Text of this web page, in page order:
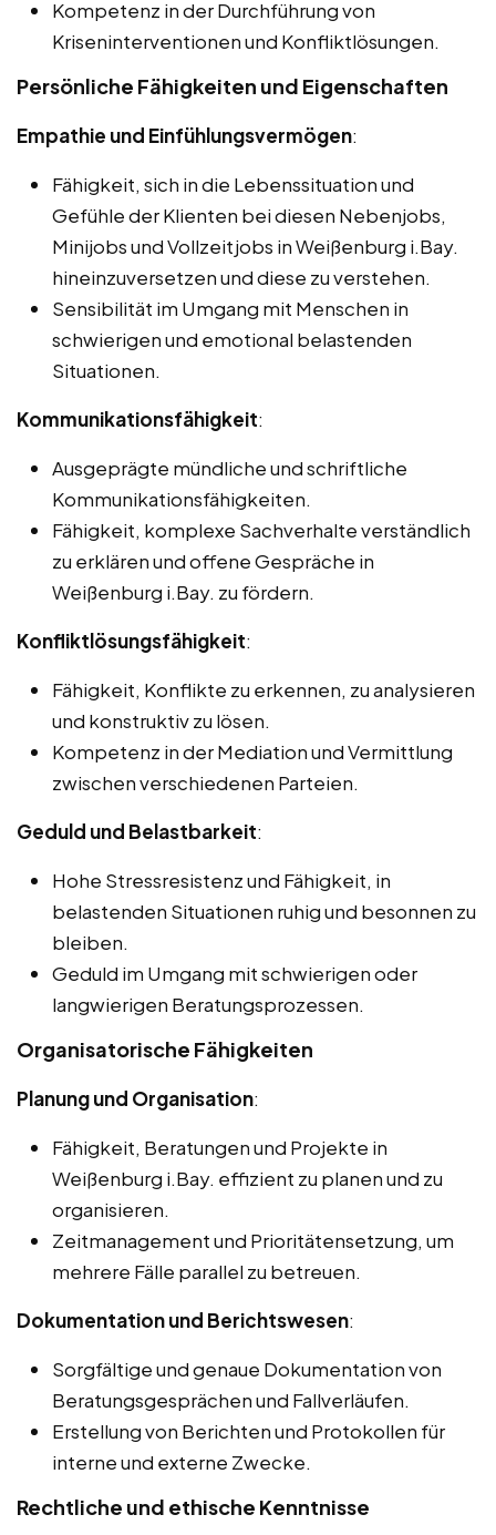
Kompetenz in der Durchführung von
Kriseninterventionen und Konfliktlösungen.
Persönliche Fähigkeiten und Eigenschaften
Empathie und Einfühlungsvermögen:
Fähigkeit, sich in die Lebenssituation und
Gefühle der Klienten bei diesen Nebenjobs,
Minijobs und Vollzeitjobs in Weißenburg i.Bay.
hineinzuversetzen und diese zu verstehen.
Sensibilität im Umgang mit Menschen in
schwierigen und emotional belastenden
Situationen.
Kommunikationsfähigkeit:
Ausgeprägte mündliche und schriftliche
Kommunikationsfähigkeiten.
Fähigkeit, komplexe Sachverhalte verständlich
zu erklären und offene Gespräche in
Weißenburg i.Bay. zu fördern.
Konfliktlösungsfähigkeit:
Fähigkeit, Konflikte zu erkennen, zu analysieren
und konstruktiv zu lösen.
Kompetenz in der Mediation und Vermittlung
zwischen verschiedenen Parteien.
Geduld und Belastbarkeit:
Hohe Stressresistenz und Fähigkeit, in
belastenden Situationen ruhig und besonnen zu
bleiben.
Geduld im Umgang mit schwierigen oder
langwierigen Beratungsprozessen.
Organisatorische Fähigkeiten
Planung und Organisation:
Fähigkeit, Beratungen und Projekte in
Weißenburg i.Bay. effizient zu planen und zu
organisieren.
Zeitmanagement und Prioritätensetzung, um
mehrere Fälle parallel zu betreuen.
Dokumentation und Berichtswesen:
Sorgfältige und genaue Dokumentation von
Beratungsgesprächen und Fallverläufen.
Erstellung von Berichten und Protokollen für
interne und externe Zwecke.
Rechtliche und ethische Kenntnisse